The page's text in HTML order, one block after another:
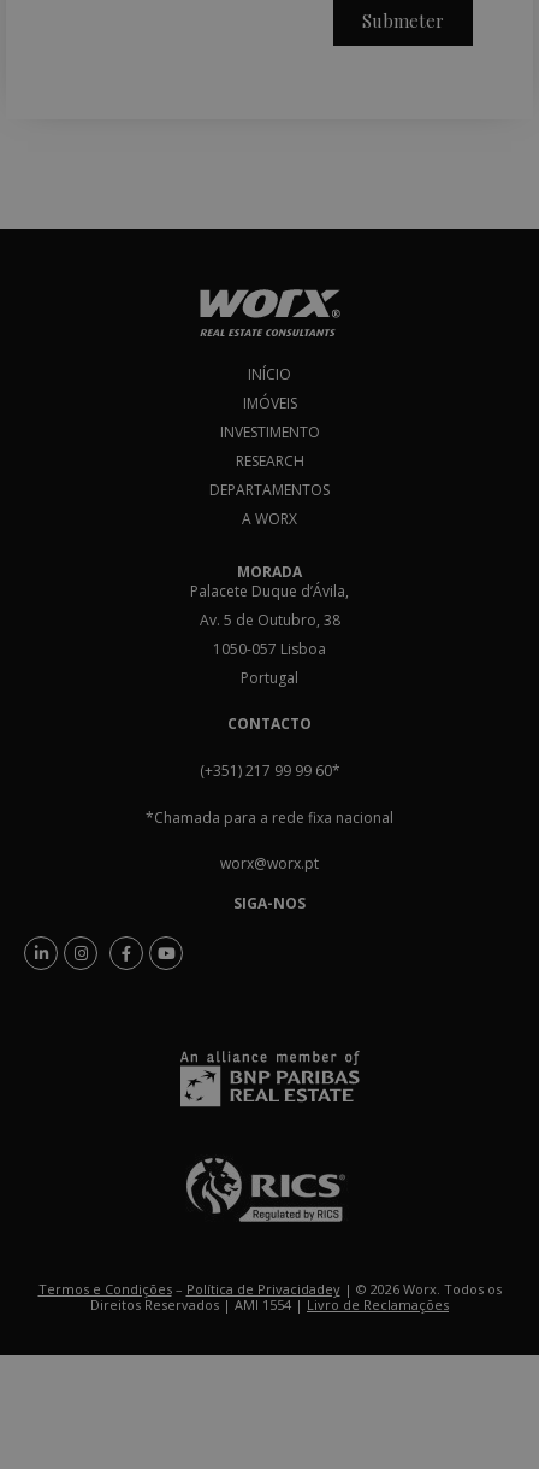
Submeter
INÍCIO
IMÓVEIS
INVESTIMENTO
RESEARCH
DEPARTAMENTOS
A WORX
MORADA
Palacete Duque d’Ávila,
Av. 5 de Outubro, 38
1050-057 Lisboa
Portugal
CONTACTO
(+351) 217 99 99 60*
*Chamada para a rede fixa nacional
worx@worx.pt
SIGA-NOS
Termos e Condições– Política de Privacidadey| © 2026 Worx. Todos os
Direitos Reservados | AMI 1554 | Livro de Reclamações